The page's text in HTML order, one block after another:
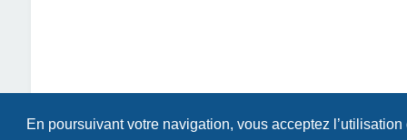
En poursuivant votre navigation, vous acceptez l’utilisation
Index du forum